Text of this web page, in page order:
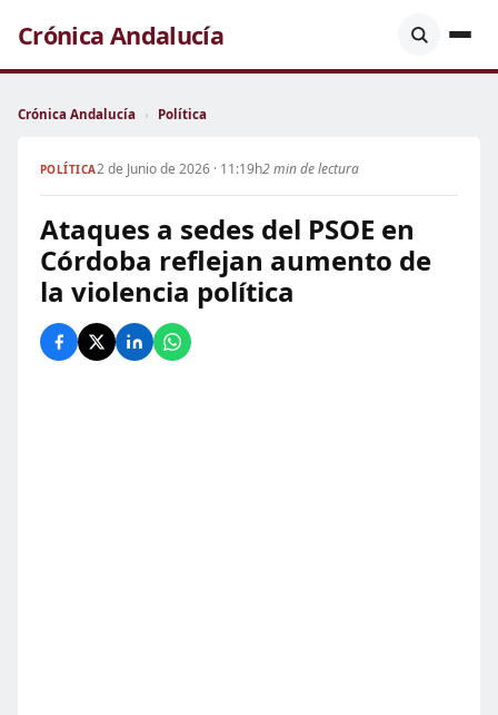
Crónica Andalucía
Crónica Andalucía › Política
POLÍTICA2 de Junio de 2026 · 11:19h2 min de lectura
Ataques a sedes del PSOE en
Córdoba reflejan aumento de
la violencia política